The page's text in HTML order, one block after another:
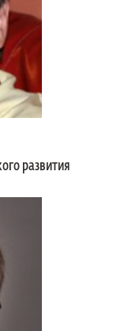
развития